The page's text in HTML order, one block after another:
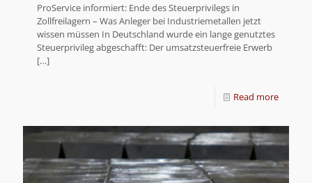
ProService informiert: Ende des Steuerprivilegs in
Zollfreilagern – Was Anleger bei Industriemetallen jetzt
wissen müssen In Deutschland wurde ein lange genutztes
Steuerprivileg abgeschafft: Der umsatzsteuerfreie Erwerb
[…]
Read more